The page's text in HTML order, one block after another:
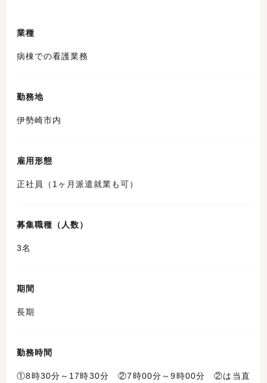
業種
病棟での看護業務
勤務地
伊勢崎市内
雇用形態
正社員（1ヶ月派遣就業も可）
募集職種（人数）
3名
期間
長期
勤務時間
①8時30分～17時30分 ②7時00分～9時00分 ②は当直